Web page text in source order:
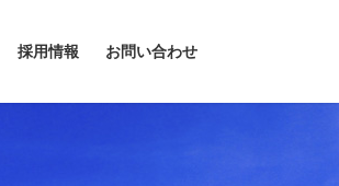
採用情報 お問い合わせ